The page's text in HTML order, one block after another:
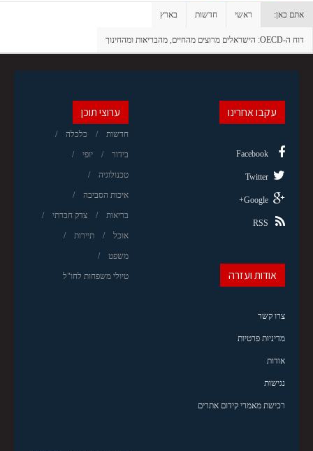
אתם כאן: ראשי חדשות בארץ
דוח ה-OECD: הישראלים מרוצים מהחיים, מהבריאות ומהחינוך
ערוצי תוכן
חדשות כלכלה
בידור יופי
טכנולוגיה
איכות הסביבה
בריאות צדק חברתי
אוכל תיירות
משפט
טיולי משפחות לחו"ל
עקבו אחרינו
Facebook
Twitter
Google+
RSS
אודות ועזרה
צרו קשר
מדיניות פרטיות
אודות
נגישות
רכישת מאמרי קידום אתרים